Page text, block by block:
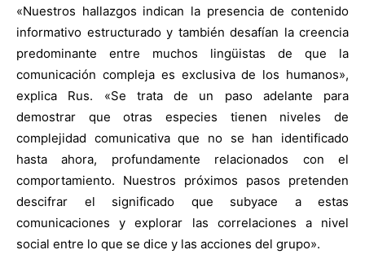
«Nuestros hallazgos indican la presencia de contenido
informativo estructurado y también desafían la creencia
predominante entre muchos lingüistas de que la
comunicación compleja es exclusiva de los humanos»,
explica Rus. «Se trata de un paso adelante para
demostrar que otras especies tienen niveles de
complejidad comunicativa que no se han identificado
hasta ahora, profundamente relacionados con el
comportamiento. Nuestros próximos pasos pretenden
descifrar el significado que subyace a estas
comunicaciones y explorar las correlaciones a nivel
social entre lo que se dice y las acciones del grupo».